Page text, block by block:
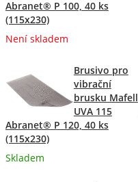
Abranet® P 100, 40 ks
(115x230)
Není skladem
Brusivo pro
vibrační
brusku Mafell
UVA 115
Abranet® P 120, 40 ks
(115x230)
Skladem